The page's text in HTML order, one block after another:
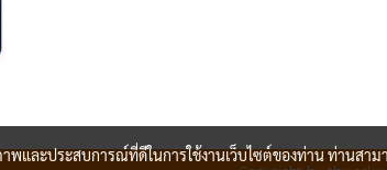
พและประสบการณ์ที่ดีในการใช้งานเว็บไซต์ของท่าน ท่านสาม